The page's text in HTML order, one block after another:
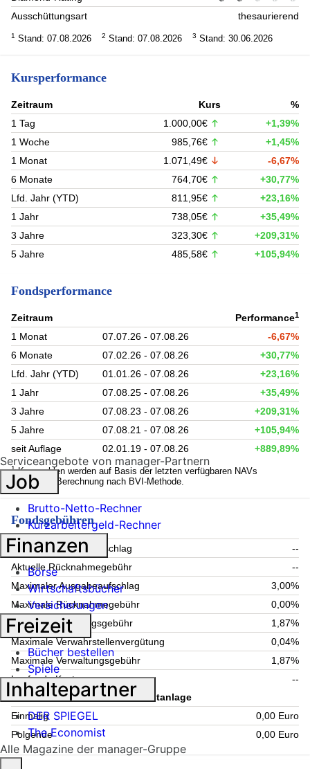
Ausschüttungsart
thesaurierend
1 Stand: 07.08.2026 2 Stand: 07.08.2026 3 Stand: 30.06.2026
Kursperformance
Zeitraum Kurs
%
1 Tag
1.000,00€
+1,39%
1 Woche
985,76€
+1,45%
1 Monat
1.071,49€
-6,67%
6 Monate
764,70€
+30,77%
Lfd. Jahr (YTD)
811,95€
+23,16%
1 Jahr
738,05€
+35,49%
3 Jahre
323,30€
+209,31%
5 Jahre
485,58€ +105,94%
Fondsperformance
Zeitraum Performance1
1 Monat 07.07.26 - 07.08.26
-6,67%
6 Monate
07.02.26 - 07.08.26
+30,77%
Lfd. Jahr (YTD)
01.01.26 - 07.08.26
+23,16%
1 Jahr
07.08.25 - 07.08.26
+35,49%
3 Jahre
07.08.23 - 07.08.26
+209,31%
5 Jahre
07.08.21 - 07.08.26
+105,94%
seit Auflage
02.01.19 - 07.08.26 +889,89%
1Kennzahlen werden auf Basis der letzten verfügbaren NAVs
berechnet. Berechnung nach BVI-Methode.
Fondsgebühren
Aktueller Ausgabeaufschlag
--
Aktuelle Rücknahmegebühr
--
Maximaler Ausgabeaufschlag
3,00%
Maximale Rücknahmegebühr
0,00%
Aktuelle Verwaltungsgebühr
1,87%
Maximale Verwahrstellenvergütung
0,04%
Maximale Verwaltungsgebühr
1,87%
Laufende Kosten
--
Information zum Kauf - Mindestanlage
Einmalig
0,00 Euro
Folgende
0,00 Euro
Serviceangebote von manager-Partnern
Job
Brutto-Netto-Rechner
Kurzarbeitergeld-Rechner
Finanzen
Börse
Wirtschaftsbücher
Versicherungen
Freizeit
Bücher bestellen
Spiele
Inhaltepartner
DER SPIEGEL
The Economist
Alle Magazine der manager-Gruppe